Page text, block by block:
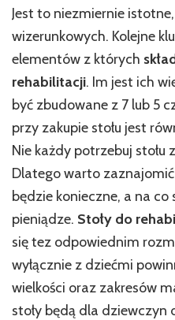
Jest to niezmiernie
wizerunkowych. Kolejne
elementów z których
rehabilitacji. Im jest ich
być zbudowane z 7 lub 5
przy zakupie stołu jest
Nie każdy potrzebuj
Dlatego warto
będzie konieczne, a na
pieniądze. Stoły do
się tez odpowiednim
wyłącznie z dziećmi
wielkości oraz zakresów
stoły będą dla dziewczyn